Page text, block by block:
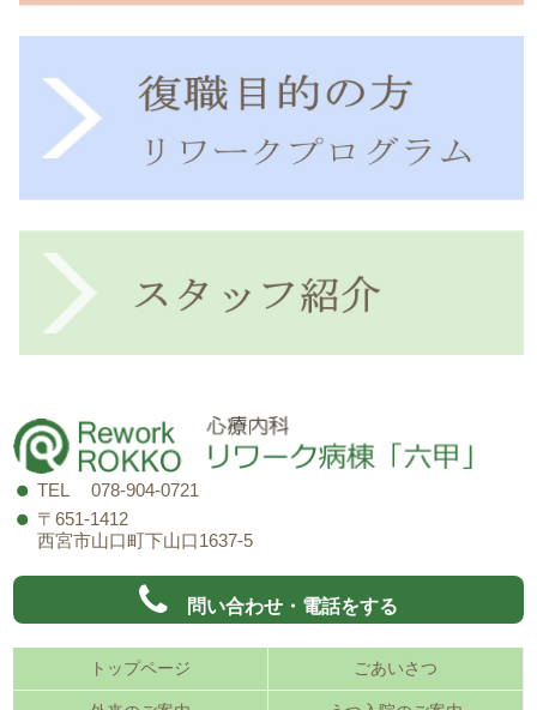
TEL 078-904-0721
〒651-1412
西宮市山口町下山口1637-5
問い合わせ・電話をする
トップページ ごあいさつ